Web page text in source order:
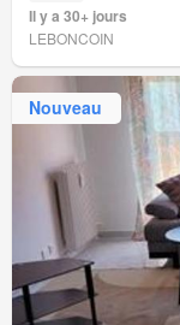
Il y a 30+ jours
LEBONCOIN
Nouveau